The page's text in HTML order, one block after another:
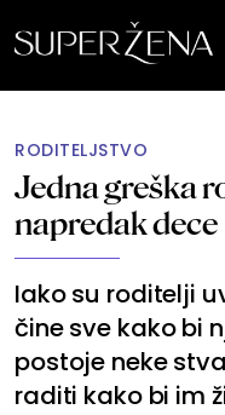
RODITELJSTVO
Jedna greška
napredak dece
Iako su roditelji
čine sve kako bi
postoje neke
raditi kako bi im